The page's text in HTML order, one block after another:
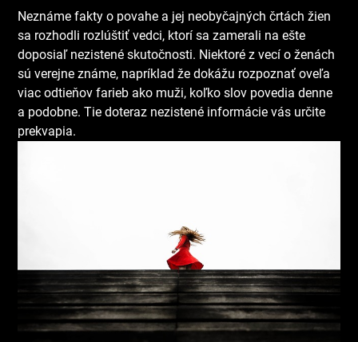
Neznáme fakty o povahe a jej neobyčajných črtách žien
sa rozhodli rozlúštiť vedci, ktorí sa zamerali na ešte
doposiaľ nezistené skutočnosti. Niektoré z vecí o ženách
sú verejne známe, napríklad že dokážu rozpoznať oveľa
viac odtieňov farieb ako muži, koľko slov povedia denne
a podobne. Tie doteraz nezistené informácie vás určite
prekvapia.